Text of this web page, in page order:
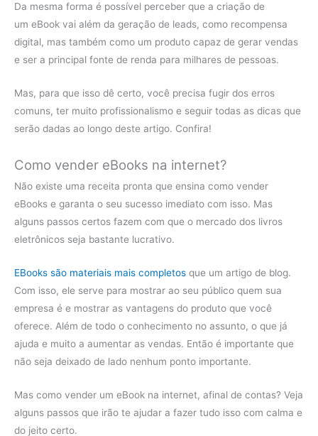
Da mesma forma é possível perceber que a criação de
um eBook vai além da geração de leads, como recompensa
digital, mas também como um produto capaz de gerar vendas
e ser a principal fonte de renda para milhares de pessoas.
Mas, para que isso dê certo, você precisa fugir dos erros
comuns, ter muito profissionalismo e seguir todas as dicas que
serão dadas ao longo deste artigo. Confira!
Como vender eBooks na internet?
Não existe uma receita pronta que ensina como vender
eBooks e garanta o seu sucesso imediato com isso. Mas
alguns passos certos fazem com que o mercado dos livros
eletrônicos seja bastante lucrativo.
EBooks são materiais mais completos que um artigo de blog.
Com isso, ele serve para mostrar ao seu público quem sua
empresa é e mostrar as vantagens do produto que você
oferece. Além de todo o conhecimento no assunto, o que já
ajuda e muito a aumentar as vendas. Então é importante que
não seja deixado de lado nenhum ponto importante.
Mas como vender um eBook na internet, afinal de contas? Veja
alguns passos que irão te ajudar a fazer tudo isso com calma e
do jeito certo.